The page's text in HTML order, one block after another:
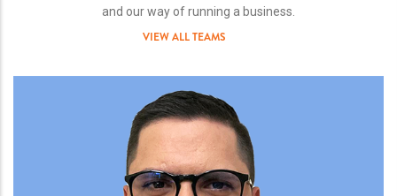
and our way of running a business.
VIEW ALL TEAMS